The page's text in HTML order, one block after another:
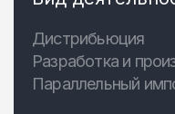
Дистрибьюция
Разработка и
Параллельный